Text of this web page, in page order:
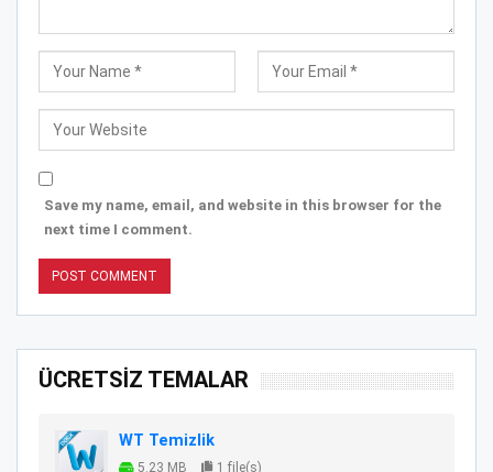
Save my name, email, and website in this browser for the
next time I comment.
ÜCRETSİZ TEMALAR
WT Temizlik
5.23 MB 1 file(s)